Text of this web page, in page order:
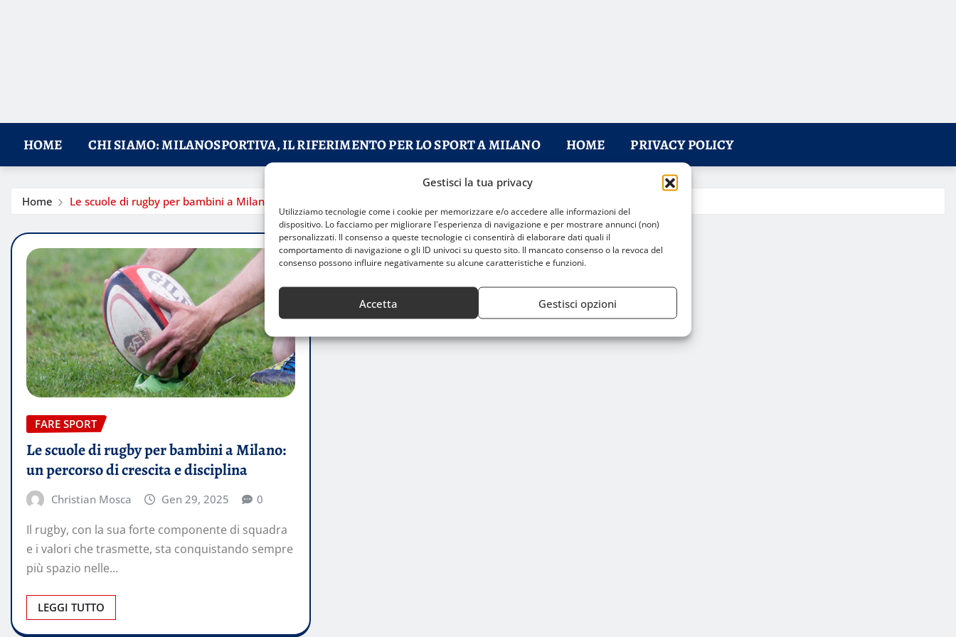
Gestisci la tua privacy
Utilizziamo tecnologie come i cookie per memorizzare e/o accedere alle informazioni del
dispositivo. Lo facciamo per migliorare l'esperienza di navigazione e per mostrare annunci (non)
personalizzati. Il consenso a queste tecnologie ci consentirà di elaborare dati quali il
comportamento di navigazione o gli ID univoci su questo sito. Il mancato consenso o la revoca del
consenso possono influire negativamente su alcune caratteristiche e funzioni.
Accetta Gestisci opzioni
HOME CHI SIAMO: MILANOSPORTIVA, IL RIFERIMENTO PER LO SPORT A MILANO HOME PRIVACY POLICY
Home Le scuole di rugby per bambini a Milano: un percorso di crescita e disciplina
FARE SPORT
Le scuole di rugby per bambini a Milano:
un percorso di crescita e disciplina
Christian Mosca Gen 29, 2025 0
Il rugby, con la sua forte componente di squadra
e i valori che trasmette, sta conquistando sempre
più spazio nelle…
LEGGI TUTTO